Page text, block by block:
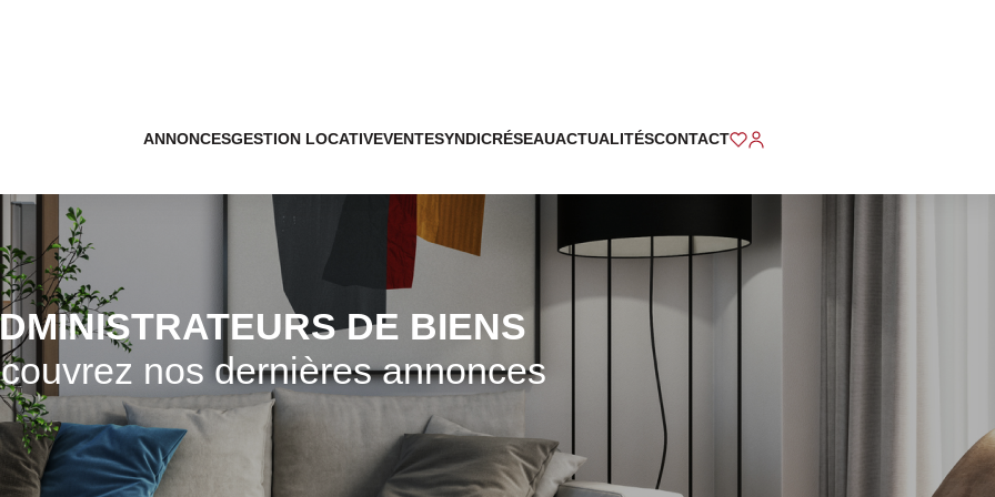
ANNONCESGESTION LOCATIVEVENTESYNDICRÉSEAUACTUALITÉSCONTACT
DE BIENS
nos dernières annonces